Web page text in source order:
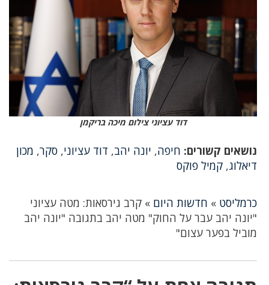
דוד עציוני צילום מיכה בריקמן
נושאים קשורים: חיפה, יונה יהב, דוד עציוני, סקר, מכון
דיאלוג, קמיל פוקס
כרמליסט » חדשות היום » קרב גירסאות: מטה עציוני
"יונה יהב עבר על החוק" מטה יהב בתגובה "יונה יהב
מוביל בפער עצום"